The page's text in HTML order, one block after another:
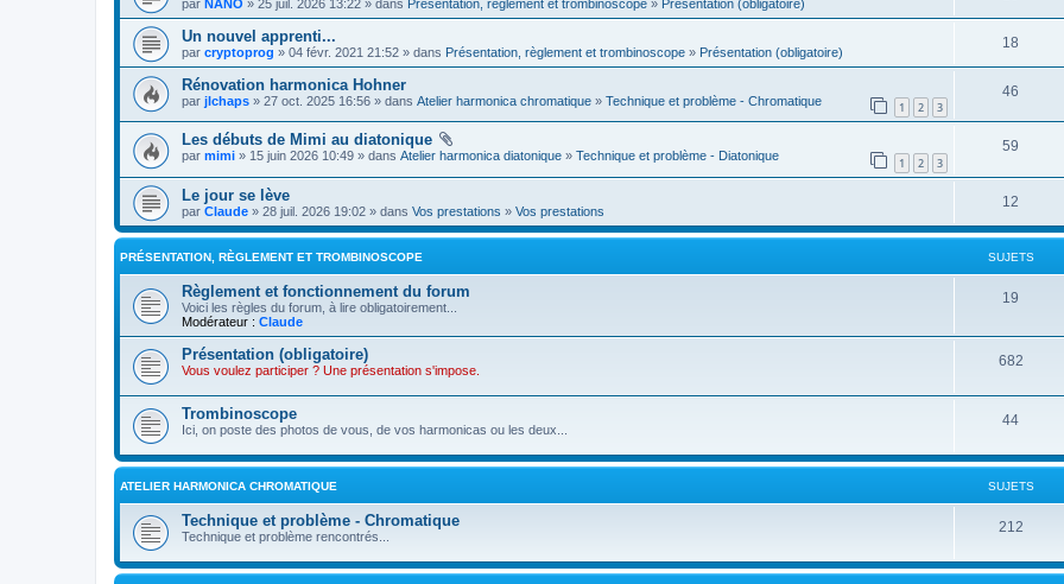
par NANO » 25 juil. 2026 13:22 » dans Présentation, règlement et trombinoscope » Présentation (obligatoire)
Un nouvel apprenti...
par cryptoprog » 04 févr. 2021 21:52 » dans Présentation, règlement et trombinoscope » Présentation (obligatoire)
18
Rénovation harmonica Hohner
1 2 3
par jlchaps » 27 oct. 2025 16:56 » dans Atelier harmonica chromatique » Technique et problème - Chromatique
46
Les débuts de Mimi au diatonique
1 2 3
par mimi » 15 juin 2026 10:49 » dans Atelier harmonica diatonique » Technique et problème - Diatonique
59
Le jour se lève
par Claude » 28 juil. 2026 19:02 » dans Vos prestations » Vos prestations
12
PRÉSENTATION, RÈGLEMENT ET TROMBINOSCOPE SUJETS
Règlement et fonctionnement du forum
Voici les règles du forum, à lire obligatoirement...
Modérateur : Claude
19
Présentation (obligatoire)
Vous voulez participer ? Une présentation s'impose.
682
Trombinoscope
Ici, on poste des photos de vous, de vos harmonicas ou les deux...
44
ATELIER HARMONICA CHROMATIQUE SUJETS
Technique et problème - Chromatique
Technique et problème rencontrés...
212